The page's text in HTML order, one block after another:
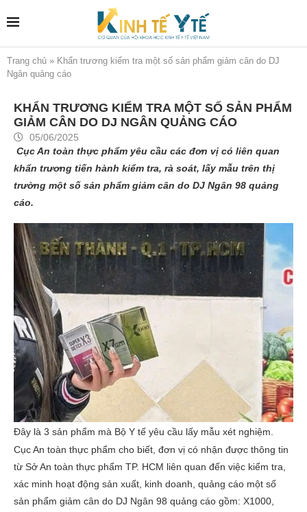
Trang chủ » Khẩn trương kiểm tra một số sản phẩm giảm cân do DJ
Ngân quảng cáo
KHẨN TRƯƠNG KIỂM TRA MỘT SỐ SẢN PHẨM
GIẢM CÂN DO DJ NGÂN QUẢNG CÁO
05/06/2025
Cục An toàn thực phẩm yêu cầu các đơn vị có liên quan
khẩn trương tiến hành kiểm tra, rà soát, lấy mẫu trên thị
trường một số sản phẩm giảm cân do DJ Ngân 98 quảng
cáo.
Đây là 3 sản phẩm mà Bộ Y tế yêu cầu lấy mẫu xét nghiệm.
Cục An toàn thực phẩm cho biết, đơn vị có nhận được thông tin
từ Sở An toàn thực phẩm TP. HCM liên quan đến việc kiểm tra,
xác minh hoạt động sản xuất, kinh doanh, quảng cáo một số
sản phẩm giảm cân do DJ Ngân 98 quảng cáo gồm: X1000,